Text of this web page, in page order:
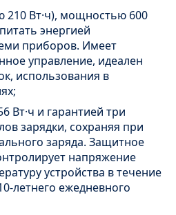
210 Вт·ч), мощностью 600
энергией
приборов. Имеет
управление, идеален
использования в
Вт·ч и гарантией три
зарядки, сохраняя при
заряда. Защитное
напряжение
устройства в течение
летнего ежедневного